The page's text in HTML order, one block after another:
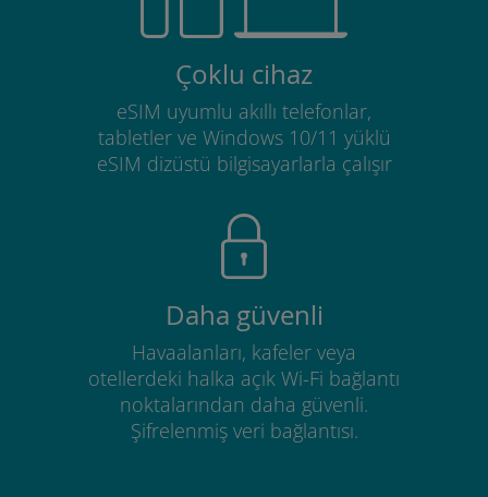
Çoklu cihaz
eSIM uyumlu akıllı telefonlar,
tabletler ve Windows 10/11 yüklü
eSIM dizüstü bilgisayarlarla çalışır
Daha güvenli
Havaalanları, kafeler veya
otellerdeki halka açık Wi-Fi bağlantı
noktalarından daha güvenli.
Şifrelenmiş veri bağlantısı.